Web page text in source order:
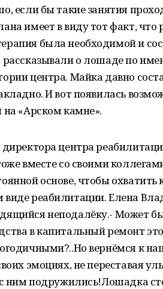
если бы такие занятия
имеет в виду тот факт,
была необходимой и
о лошаде по
центра. Майка давно
И вот появилась
на «Арском камне».
центра
вместе со своими
основе, чтобы
реабилитации. Елена
неподалёку.- Может
в капитальный ремонт
вернёмся к
эмоциях, не переставая
ним подружились!Лошадка